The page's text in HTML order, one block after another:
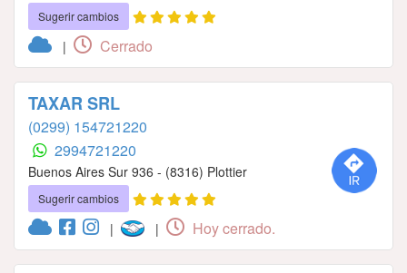
Sugerir cambios
| Cerrado
TAXAR SRL
(0299) 154721220
2994721220
Buenos Aires Sur 936 - (8316) Plottier
Sugerir cambios
| | Hoy cerrado.